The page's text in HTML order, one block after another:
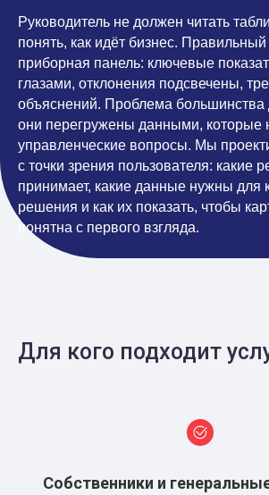
Руководитель не должен читать
понять, как идёт бизнес.
приборная панель: ключевые
глазами, отклонения подсвечены,
объяснений. Проблема
они перегружены данными, которые
управленческие вопросы. Мы
с точки зрения пользователя: какие
принимает, какие данные нужны для
решения и как их показать, чтобы
понятна с первого взгляда.
Для кого подходит
Собственники и